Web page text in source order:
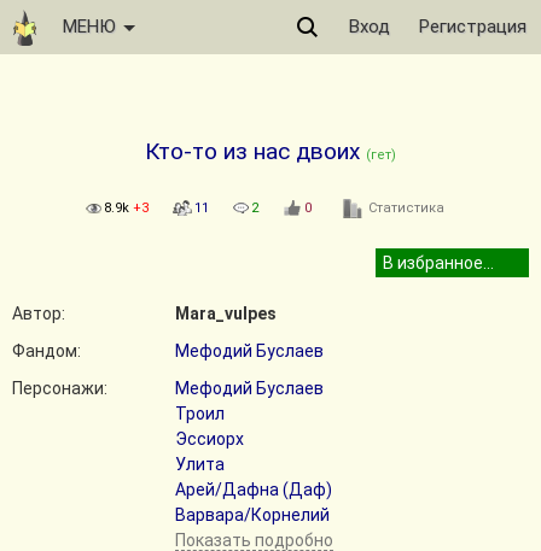
МЕНЮ Вход Регистрация
Кто-то из нас двоих (гет)
8.9k +3 11 2 0 Статистика
Автор:
Mara_vulpes
Фандом:
Мефодий Буслаев
Персонажи:
Мефодий Буслаев
Троил
Эссиорх
Улита
Арей/Дафна (Даф)
Варвара/Корнелий
Показать подробно